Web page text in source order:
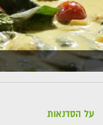
על הסדנאות